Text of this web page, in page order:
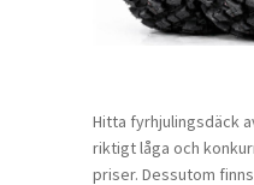
Hitta fyrhjulingsdäck
riktigt låga och
priser. Dessutom